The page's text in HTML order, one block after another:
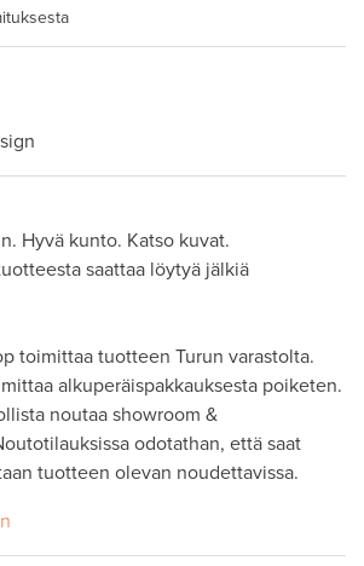
Hyvä kunto. Katso kuvat.
saattaa löytyä jälkiä
toimittaa tuotteen Turun varastolta.
alkuperäispakkauksesta poiketen.
noutaa showroom &
odotathan, että saat